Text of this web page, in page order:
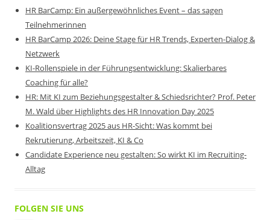
HR BarCamp: Ein außergewöhnliches Event – das sagen
Teilnehmerinnen
HR BarCamp 2026: Deine Stage für HR Trends, Experten-Dialog &
Netzwerk
KI-Rollenspiele in der Führungsentwicklung: Skalierbares
Coaching für alle?
HR: Mit KI zum Beziehungsgestalter & Schiedsrichter? Prof. Peter
M. Wald über Highlights des HR Innovation Day 2025
Koalitionsvertrag 2025 aus HR-Sicht: Was kommt bei
Rekrutierung, Arbeitszeit, KI & Co
Candidate Experience neu gestalten: So wirkt KI im Recruiting-
Alltag
FOLGEN SIE UNS